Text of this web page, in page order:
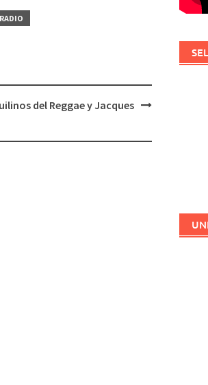
el
del Reggae y Jacques